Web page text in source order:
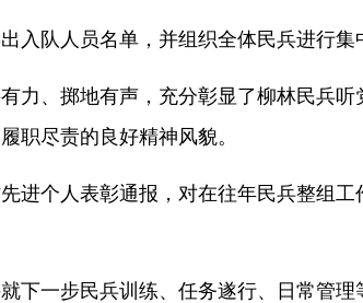
入队人员名单，并组织全体民兵进行集
力、掷地有声，充分彰显了柳林民兵
职尽责的良好精神风貌。
进个人表彰通报，对在往年民兵整组
下一步民兵训练、任务遂行、日常管